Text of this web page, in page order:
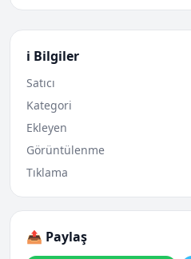
ℹ️ Bilgiler
Satıcı
Kategori
Ekleyen
Görüntülenme
Tıklama
📤 Paylaş